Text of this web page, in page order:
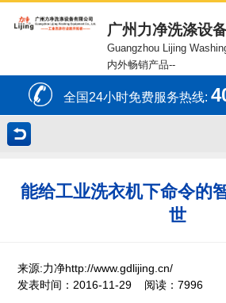
广州力净洗涤设
Guangzhou Lijing
内外畅销产品--
全国24小时免费服务热线:
能给工业洗衣机下命令的
世
来源:力净http://www.gdlijing.cn/
发表时间：2016-11-29 阅读：7996